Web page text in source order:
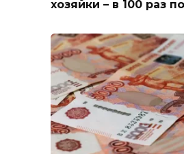
хозяйки – в 100 раз